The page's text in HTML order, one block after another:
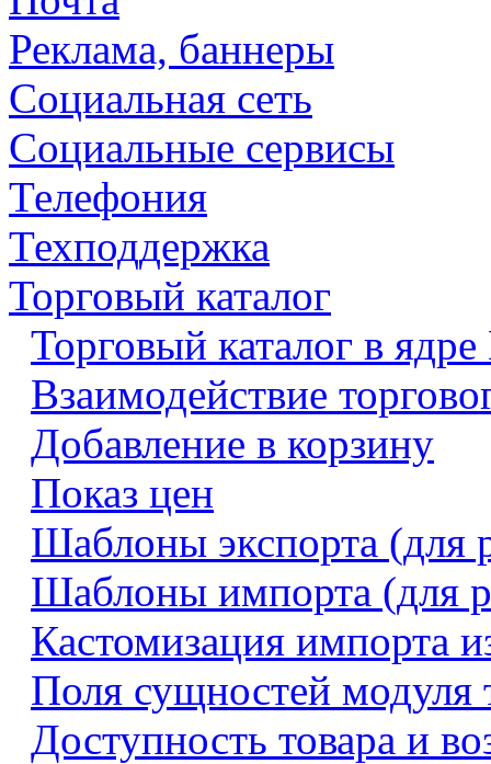
Реклама, баннеры
Социальная сеть
Социальные сервисы
Телефония
Техподдержка
Торговый каталог
Торговый каталог в
Взаимодействие
Добавление в корзину
Показ цен
Шаблоны экспорта (для
Шаблоны импорта (для
Кастомизация импорта
Поля сущностей модуля
Доступность товара и